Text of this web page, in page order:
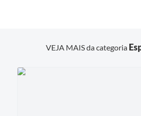
VEJA MAIS da categoria